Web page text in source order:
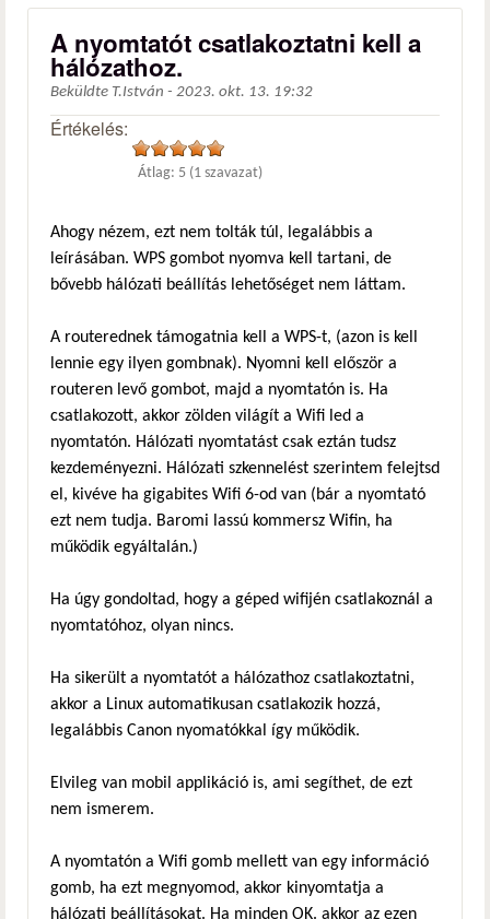
A nyomtatót csatlakoztatni kell a
hálózathoz.
Beküldte T.István - 2023. okt. 13. 19:32
Értékelés:
Átlag: 5 (1 szavazat)
Ahogy nézem, ezt nem tolták túl, legalábbis a
leírásában. WPS gombot nyomva kell tartani, de
bővebb hálózati beállítás lehetőséget nem láttam.
A routerednek támogatnia kell a WPS-t, (azon is kell
lennie egy ilyen gombnak). Nyomni kell először a
routeren levő gombot, majd a nyomtatón is. Ha
csatlakozott, akkor zölden világít a Wifi led a
nyomtatón. Hálózati nyomtatást csak eztán tudsz
kezdeményezni. Hálózati szkennelést szerintem felejtsd
el, kivéve ha gigabites Wifi 6-od van (bár a nyomtató
ezt nem tudja. Baromi lassú kommersz Wifin, ha
működik egyáltalán.)
Ha úgy gondoltad, hogy a géped wifijén csatlakoznál a
nyomtatóhoz, olyan nincs.
Ha sikerült a nyomtatót a hálózathoz csatlakoztatni,
akkor a Linux automatikusan csatlakozik hozzá,
legalábbis Canon nyomatókkal így működik.
Elvileg van mobil applikáció is, ami segíthet, de ezt
nem ismerem.
A nyomtatón a Wifi gomb mellett van egy információ
gomb, ha ezt megnyomod, akkor kinyomtatja a
hálózati beállításokat. Ha minden OK. akkor az ezen